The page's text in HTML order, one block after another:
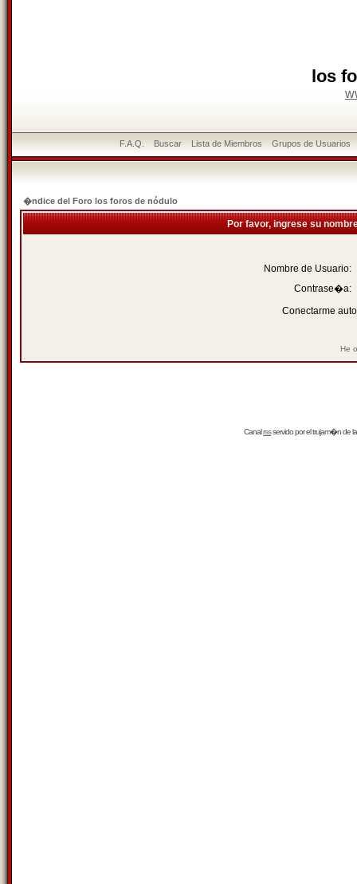
los
F.A.Q. Buscar Lista de Miembros Grupos de Usuarios
�ndice del Foro los foros de nódulo
Por favor, ingrese su
Nombre de Usuario:
Contrase�a:
Conectarme
He
Canalrssservido por eltrujam�nde